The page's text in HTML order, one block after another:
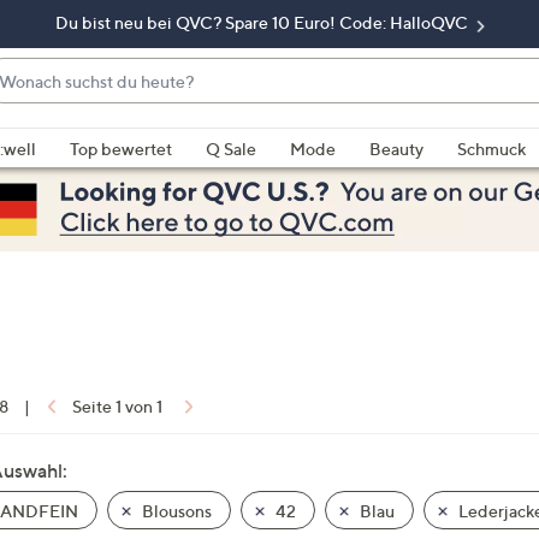
Du bist neu bei QVC? Spare 10 Euro! Code: HalloQVC
Top bewertet Q Sale Mode Beauty Schmuck
| Seite 1 von 1
Blousons 42 Blau